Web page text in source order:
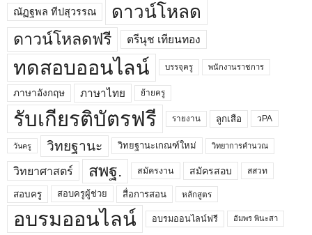
ณัฏฐพล ทีปสุวรรณ ดาวน์โหลด
ดาวน์โหลดฟรี ตรีนุช เทียนทอง
ทดสอบออนไลน์ บรรจุครู พนักงานราชการ
ภาษาอังกฤษ ภาษาไทย ย้ายครู
รับเกียรติบัตรฟรี รายงาน ลูกเสือ วPA
วันครู วิทยฐานะ วิทยฐานะเกณฑ์ใหม่ วิทยาการคำนวณ
วิทยาศาสตร์ สพฐ. สมัครงาน สมัครสอบ สสวท
สอบครู สอบครูผู้ช่วย สื่อการสอน หลักสูตร
อบรมออนไลน์ อบรมออนไลน์ฟรี อัมพร พินะสา